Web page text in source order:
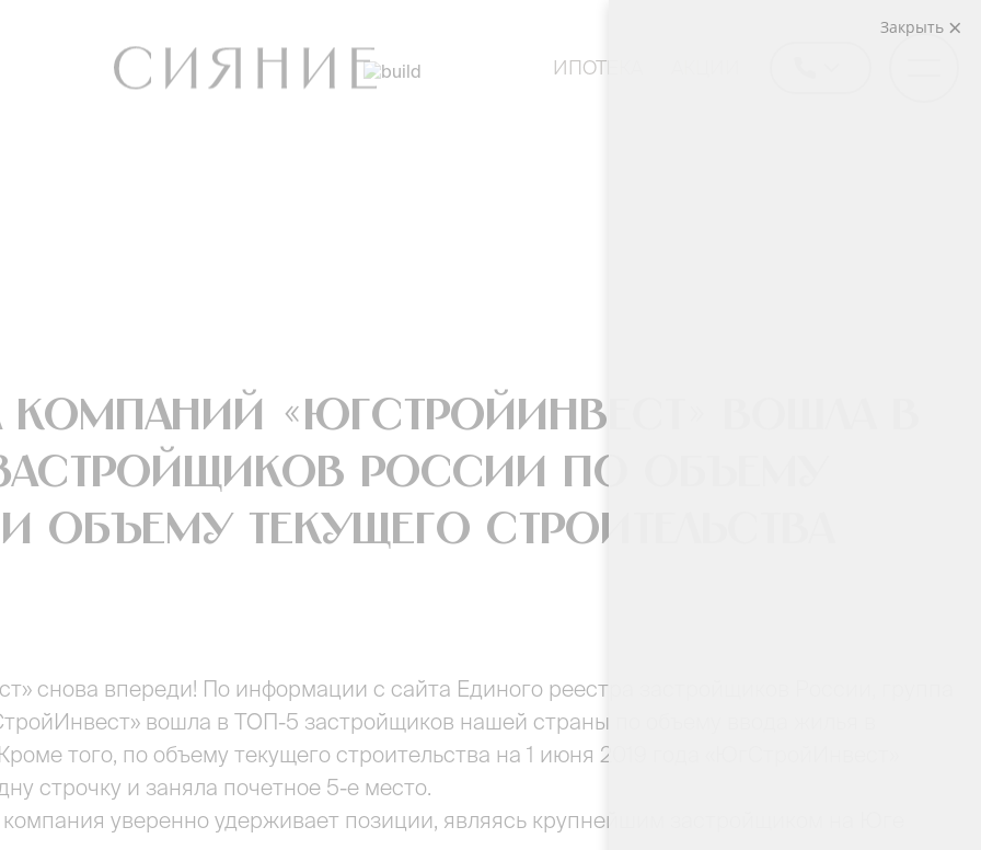
ИПОТЕКА
компаний «ЮгСтройИнвест» вошла в
России по объему
объему текущего строительства
снова впереди! По информации с сайта Единого реестра застройщиков России, группа
вошла в ТОП-5 застройщиков нашей страны по объему ввода жилья в
того, по объему текущего строительства на 1 июня 2019 года «ЮгСтройИнвест»
строчку и заняла почетное 5-е место.
уверенно удерживает позиции, являясь крупнейшим застройщиком на Юге
Закрыть